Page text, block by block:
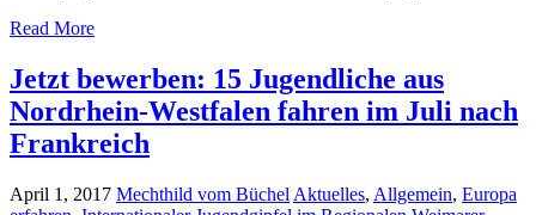
Read More
Jetzt bewerben: 15 Jugendliche aus
Nordrhein-Westfalen fahren im Juli nach
Frankreich
April 1, 2017 Mechthild vom Büchel Aktuelles, Allgemein, Europa